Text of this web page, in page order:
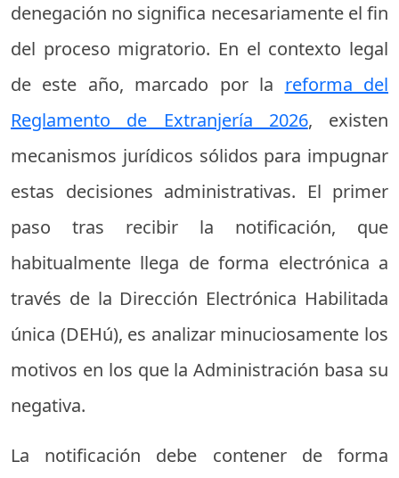
denegación no significa necesariamente el fin
del proceso migratorio. En el contexto legal
de este año, marcado por la reforma del
Reglamento de Extranjería 2026, existen
mecanismos jurídicos sólidos para impugnar
estas decisiones administrativas. El primer
paso tras recibir la notificación, que
habitualmente llega de forma electrónica a
través de la Dirección Electrónica Habilitada
única (DEHú), es analizar minuciosamente los
motivos en los que la Administración basa su
negativa.
La notificación debe contener de forma